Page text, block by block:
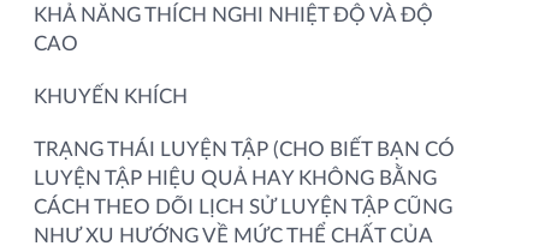
KHẢ NĂNG THÍCH NGHI NHIỆT ĐỘ VÀ ĐỘ
CAO
KHUYẾN KHÍCH
TRẠNG THÁI LUYỆN TẬP (CHO BIẾT BẠN CÓ
LUYỆN TẬP HIỆU QUẢ HAY KHÔNG BẰNG
CÁCH THEO DÕI LỊCH SỬ LUYỆN TẬP CŨNG
NHƯ XU HƯỚNG VỀ MỨC THỂ CHẤT CỦA